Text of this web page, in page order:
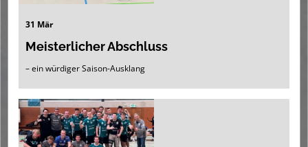
31 Mär
Meisterlicher Abschluss
– ein würdiger Saison-Ausklang